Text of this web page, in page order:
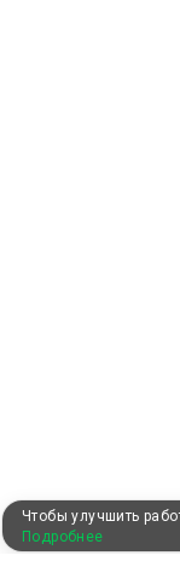
Чтобы улучшить
Подробнее